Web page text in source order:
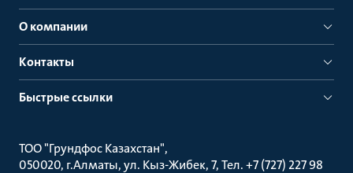
О компании
Контакты
Быстрые ссылки
ТОО "Грундфос Казахстан"
050020, г.Алматы, ул. Кыз-Жибек, 7, Тел. +7 (727) 227 98